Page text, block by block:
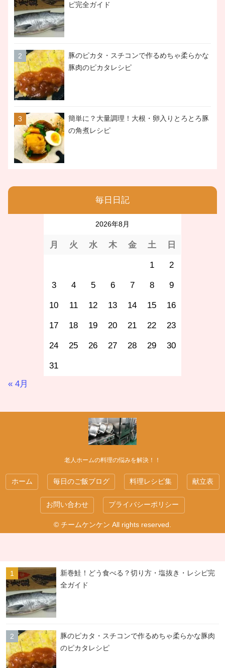
ピ完全ガイド
豚のピカタ・スチコンで作るめちゃ柔らかな
豚肉のピカタレシピ
簡単に？大量調理！大根・卵入りとろとろ豚
の角煮レシピ
毎日日記
2026年8月
月 火 水 木 金 土 日
1 2
3 4 5 6 7 8 9
10 11 12 13 14 15 16
17 18 19 20 21 22 23
24 25 26 27 28 29 30
31
« 4月
老人ホームの料理の悩みを解決！！
ホーム 毎日のご飯ブログ 料理レシピ集 献立表
お問い合わせ プライバシーポリシー
© チームケンケン All rights reserved.
新巻鮭！どう食べる？切り方・塩抜き・レシピ完
全ガイド
豚のピカタ・スチコンで作るめちゃ柔らかな豚肉
のピカタレシピ